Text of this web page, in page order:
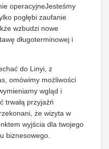
operacyjneJesteśmy
pogłębi zaufanie
wzbudzi nowe
długoterminowej i
do Linyi, z
omówimy możliwości
wgląd i
trwałą przyjaźń
że wizyta w
wyjścia dla twojego
biznesowego.